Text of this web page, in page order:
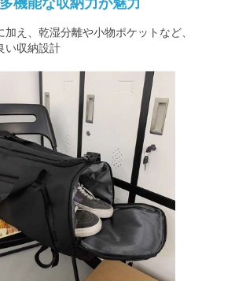
多機能な収納力が魅力
加え、乾湿分離や小物ポケットなど、
い収納設計